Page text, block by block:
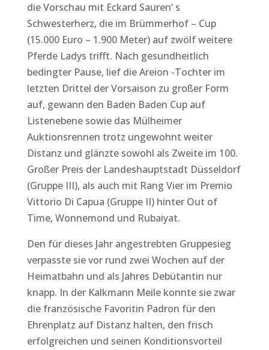
die Vorschau mit Eckard Sauren’ s
Schwesterherz, die im Brümmerhof – Cup
(15.000 Euro – 1.900 Meter) auf zwölf weitere
Pferde Ladys trifft. Nach gesundheitlich
bedingter Pause, lief die Areion -Tochter im
letzten Drittel der Vorsaison zu großer Form
auf, gewann den Baden Baden Cup auf
Listenebene sowie das Mülheimer
Auktionsrennen trotz ungewohnt weiter
Distanz und glänzte sowohl als Zweite im 100.
Großer Preis der Landeshauptstadt Düsseldorf
(Gruppe III), als auch mit Rang Vier im Premio
Vittorio Di Capua (Gruppe II) hinter Out of
Time, Wonnemond und Rubaiyat.
Den für dieses Jahr angestrebten Gruppesieg
verpasste sie vor rund zwei Wochen auf der
Heimatbahn und als Jahres Debütantin nur
knapp. In der Kalkmann Meile konnte sie zwar
die französische Favoritin Padron für den
Ehrenplatz auf Distanz halten, den frisch
erfolgreichen und seinen Konditionsvorteil